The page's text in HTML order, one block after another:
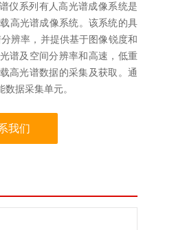
仪系列有人高光谱成像系统是
高光谱成像系统。该系统的具
辨率，并提供基于图像锐度和
谱及空间分辨率和高速，低重
高光谱数据的采集及获取。通
据采集单元。
我们